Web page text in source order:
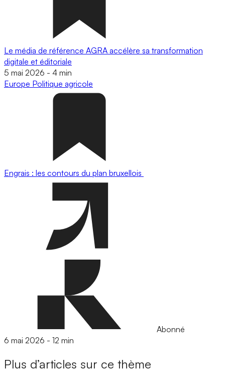
Le média de référence AGRA accélère sa transformation
digitale et éditoriale
5 mai 2026 - 4 min
Europe Politique agricole
Engrais : les contours du plan bruxellois
Abonné
6 mai 2026 - 12 min
Plus d’articles sur ce thème